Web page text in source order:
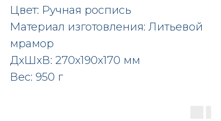
Цвет: Ручная роспись
Материал изготовления: Литьевой
мрамор
ДxШxВ: 270x190x170 мм
Вес: 950 г